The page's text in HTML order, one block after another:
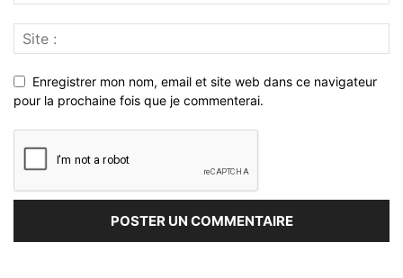
Enregistrer mon nom, email et site web dans ce navigateur
pour la prochaine fois que je commenterai.